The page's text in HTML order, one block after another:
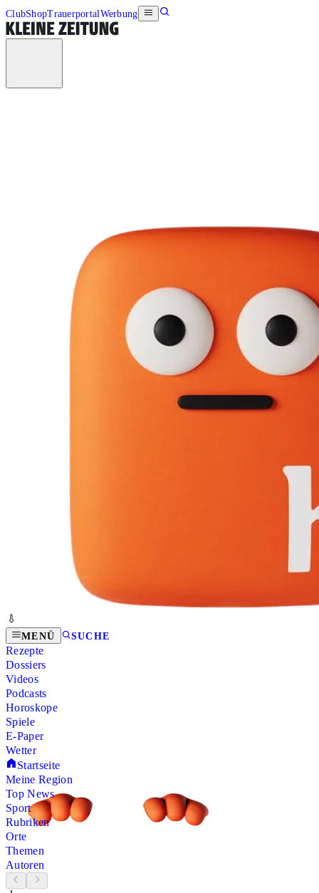
ClubShopTrauerportalWerbung
MENÜ SUCHE
Rezepte
Dossiers
Videos
Podcasts
Horoskope
Spiele
E-Paper
Wetter
Startseite
Meine Region
Top News
Sport
Rubriken
Orte
Themen
Autoren